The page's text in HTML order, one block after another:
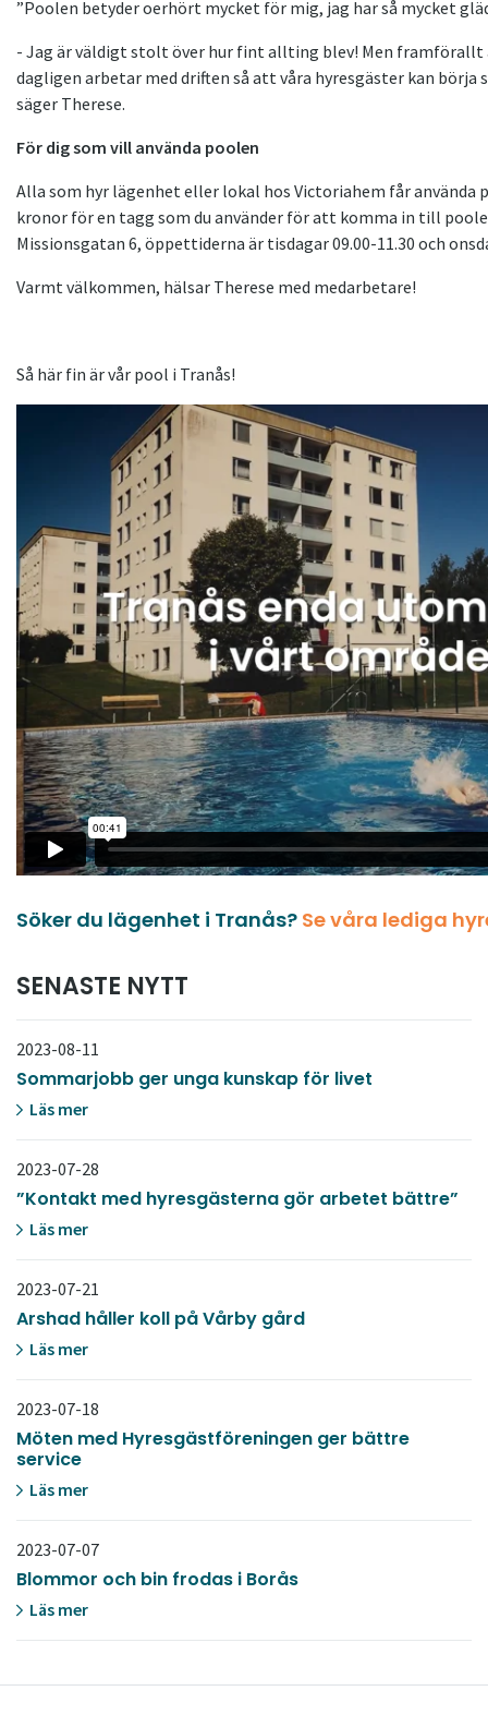
”Poolen betyder oerhört mycket för mig, jag har så mycket
- Jag är väldigt stolt över hur fint allting blev! Men framförallt
dagligen arbetar med driften så att våra hyresgäster kan börja
säger Therese.
För dig som vill använda poolen
Alla som hyr lägenhet eller lokal hos Victoriahem får använda
kronor för en tagg som du använder för att komma in till
Missionsgatan 6, öppettiderna är tisdagar 09.00-11.30 och
Varmt välkommen, hälsar Therese med medarbetare!
Så här fin är vår pool i Tranås!
Söker du lägenhet i Tranås? Se våra lediga
SENASTE NYTT
2023-08-11
Sommarjobb ger unga kunskap för livet
Läs mer
2023-07-28
”Kontakt med hyresgästerna gör arbetet bättre”
Läs mer
2023-07-21
Arshad håller koll på Vårby gård
Läs mer
2023-07-18
Möten med Hyresgästföreningen ger bättre
service
Läs mer
2023-07-07
Blommor och bin frodas i Borås
Läs mer